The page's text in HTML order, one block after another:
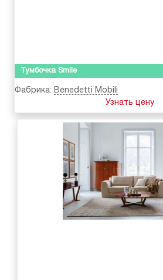
Тумбочка Smile
Фабрика: Benedetti Mobili
Узнать цену